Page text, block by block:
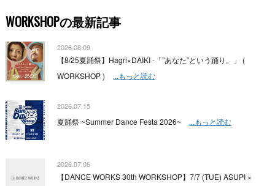
WORKSHOPの最新記事
2026.08.09
【8/25夏踊祭】Hagri×DAIKI -「”あなた”という踊り。」 (
WORKSHOP )
...もっと読む
2026.07.15
夏踊祭 ~Summer Dance Festa 2026~ ...もっと読む
2026.07.06
【DANCE WORKS 30th WORKSHOP】7/7 (TUE) ASUPI ×